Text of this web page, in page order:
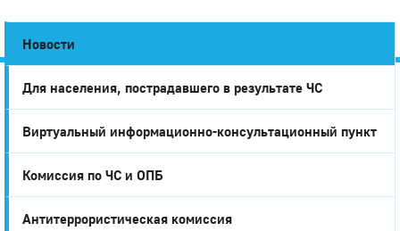
Город
Глазов
Новости
Для населения, пострадавшего в результате ЧС
Виртуальный информационно-консультационный пункт
Комиссия по ЧС и ОПБ
Антитеррористическая комиссия